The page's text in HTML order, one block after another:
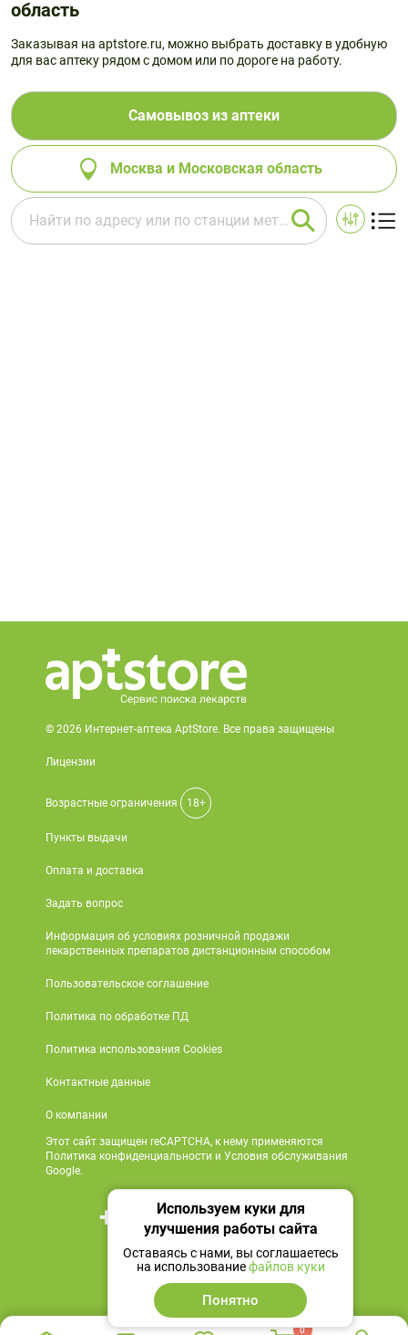
область
Заказывая на aptstore.ru, можно выбрать доставку в удобную
для вас аптеку рядом с домом или по дороге на работу.
Самовывоз из аптеки
Москва и Московская область
© 2026 Интернет-аптека AptStore. Все права защищены
Лицензии
Возрастные ограничения 18+
Пункты выдачи
Оплата и доставка
Задать вопрос
Информация об условиях розничной продажи
лекарственных препаратов дистанционным способом
Пользовательское соглашение
Политика по обработке ПД
Политика использования Cookies
Контактные данные
О компании
Этот сайт защищен reCAPTCHA, к нему применяются
Политика конфиденциальности и Условия обслуживания
Google.
+7 495 419 18 18
Мы в социальных сетях
0
Используем куки для
улучшения работы сайта
Оставаясь с нами, вы соглашаетесь
на использованиефайлов куки
Понятно